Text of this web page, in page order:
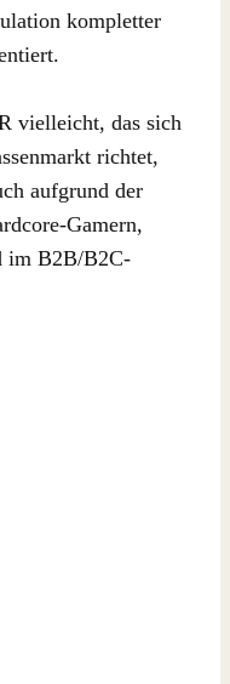
kompletter
vielleicht, das sich
richtet,
aufgrund der
Gamern,
im B2B/B2C-